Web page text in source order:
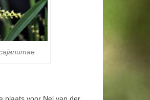
plaats voor Nel van der